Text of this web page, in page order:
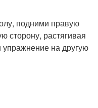
подними правую
сторону, растягивая
на другую